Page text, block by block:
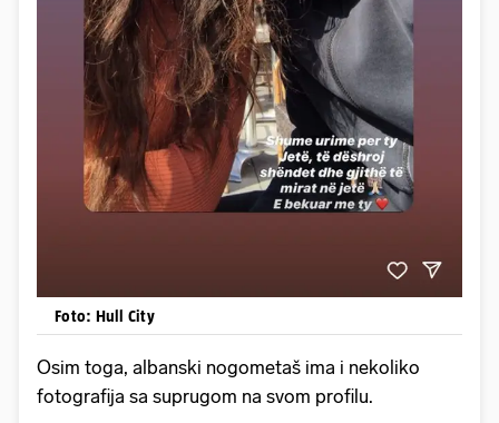
Foto: Hull City
Osim toga, albanski nogometaš ima i nekoliko
fotografija sa suprugom na svom profilu.